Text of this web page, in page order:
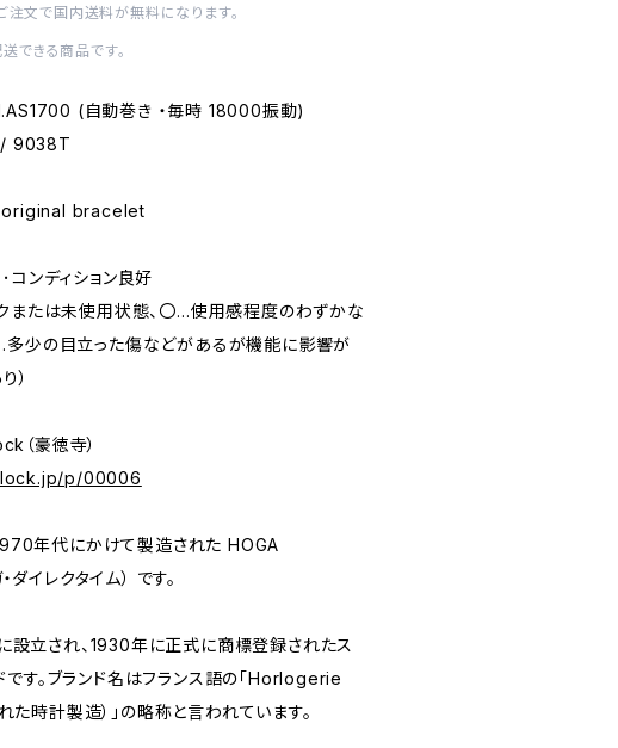
文で国内送料が無料になります。
できる商品です。
(自動巻き ・毎時 18000振動)
/ 9038T
original bracelet
コンディション良好
または未使用状態、〇…使用感程度のわずかな
少の目立った傷などがあるが機能に影響が
）
（豪徳寺）
p/00006
年代にかけて製造された HOGA
イレクタイム） です。
設立され、1930年に正式に商標登録されたス
です。ブランド名はフランス語の「Horlogerie
時計製造）」の略称と言われています。